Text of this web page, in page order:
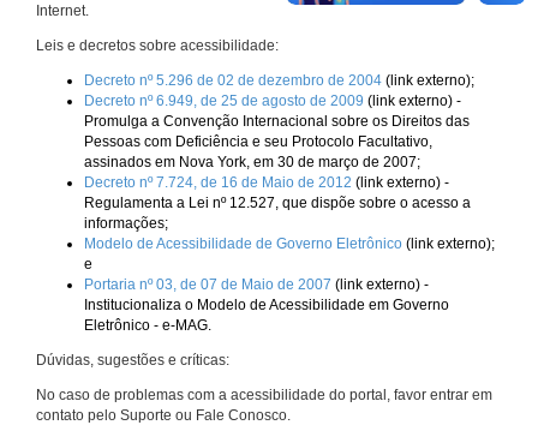
Internet.
Leis e decretos sobre acessibilidade:
Decreto nº 5.296 de 02 de dezembro de 2004 (link externo);
Decreto nº 6.949, de 25 de agosto de 2009 (link externo) -
Promulga a Convenção Internacional sobre os Direitos das
Pessoas com Deficiência e seu Protocolo Facultativo,
assinados em Nova York, em 30 de março de 2007;
Decreto nº 7.724, de 16 de Maio de 2012 (link externo) -
Regulamenta a Lei nº 12.527, que dispõe sobre o acesso a
informações;
Modelo de Acessibilidade de Governo Eletrônico (link externo);
e
Portaria nº 03, de 07 de Maio de 2007 (link externo) -
Institucionaliza o Modelo de Acessibilidade em Governo
Eletrônico - e-MAG.
Dúvidas, sugestões e críticas:
No caso de problemas com a acessibilidade do portal, favor entrar em
contato pelo Suporte ou Fale Conosco.